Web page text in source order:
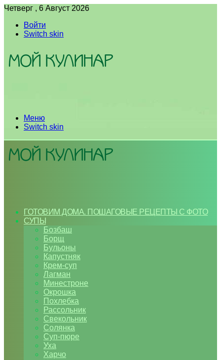
Четверг , 6 Август 2026
Войти
Switch skin
Меню
Switch skin
ГОТОВИМ ДОМА. ПОШАГОВЫЕ РЕЦЕПТЫ С ФОТО
СУПЫ
Бозбаш
Борщ
Бульоны
Капустняк
Крем-суп
Лагман
Минестроне
Окрошка
Похлебка
Рассольник
Свекольник
Солянка
Суп-пюре
Уха
Харчо